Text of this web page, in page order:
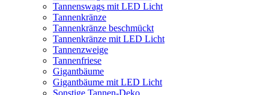
Tannenswags mit LED Licht
Tannenkränze
Tannenkränze beschmückt
Tannenkränze mit LED Licht
Tannenzweige
Tannenfriese
Gigantbäume
Gigantbäume mit LED Licht
Sonstige Tannen-Deko